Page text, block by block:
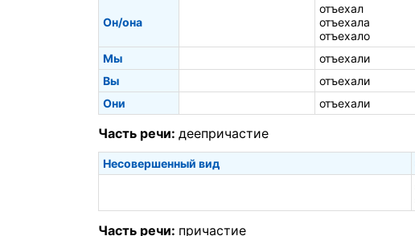
Он/она
отъехал
отъехала
отъехало
Мы отъехали
Вы
отъехали
Они
отъехали
Часть речи: деепричастие
Несовершенный вид
Часть речи: причастие